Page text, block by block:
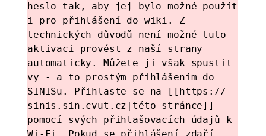
heslo tak, aby jej bylo možné použít
i pro přihlášení do wiki. Z
technických důvodů není možné tuto
aktivaci provést z naší strany
automaticky. Můžete ji však spustit
vy - a to prostým přihlášením do
SINISu. Přihlaste se na [[https://
sinis.sin.cvut.cz|této stránce]]
pomocí svých přihlašovacích údajů k